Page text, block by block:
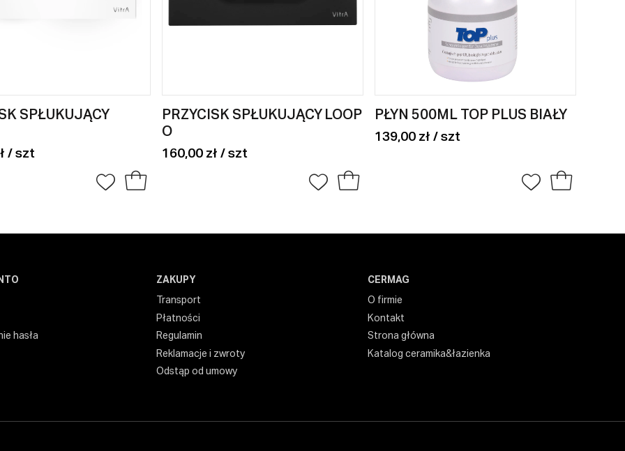
SPŁUKUJĄCY
/ szt
PRZYCISK SPŁUKUJĄCY LOOP
O
160,00 zł / szt
PŁYN 500ML TOP PLUS BIAŁY
139,00 zł / szt
hasła
ZAKUPY
Transport
Płatności
Regulamin
Reklamacje i zwroty
Odstąp od umowy
CERMAG
O firmie
Kontakt
Strona główna
Katalog ceramika&łazienka